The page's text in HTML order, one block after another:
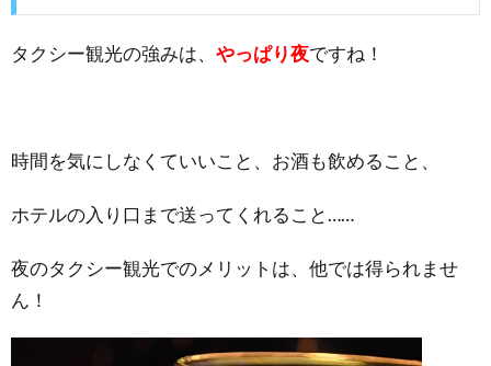
タクシー観光の強みは、 やっぱり夜ですね！
時間を気にしなくていいこと、お酒も飲めること、
ホテルの入り口まで送ってくれること……
夜のタクシー観光でのメリットは、他では得られませ
ん！